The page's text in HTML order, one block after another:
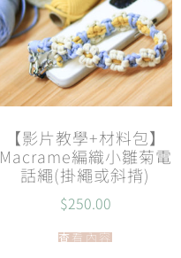
【影片教學+材料包】
Macrame編織小雛菊電
話繩(掛繩或斜揹)
$250.00
查看內容